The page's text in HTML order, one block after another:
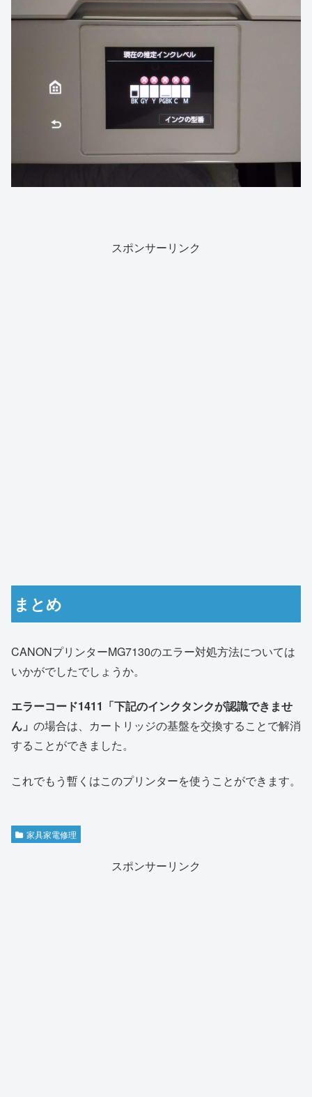
スポンサーリンク
まとめ
CANONプリンターMG7130のエラー対処方法については
いかがでしたでしょうか。
エラーコード1411「下記のインクタンクが認識できませ
ん」 の場合は、カートリッジの基盤を交換することで解消
することができました。
これでもう暫くはこのプリンターを使うことができます。
家具家電修理
スポンサーリンク